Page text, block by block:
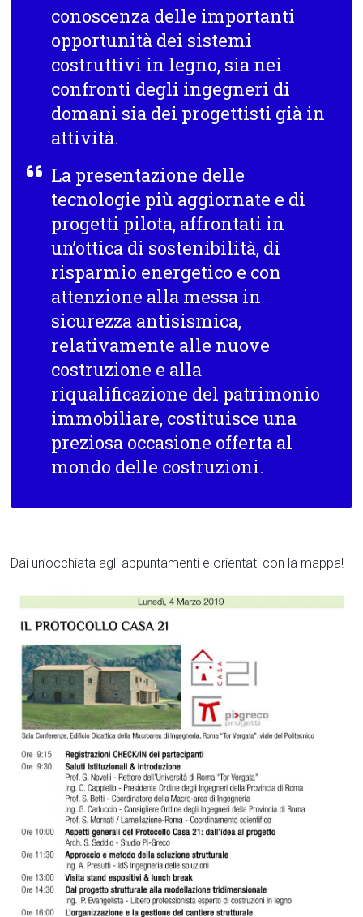
conoscenza delle importanti
opportunità dei sistemi
costruttivi in legno, sia nei
confronti degli ingegneri di
domani sia dei progettisti già in
attività.
La presentazione delle
tecnologie più aggiornate e di
progetti pilota, affrontati in
un’ottica di sostenibilità, di
risparmio energetico e con
attenzione alla messa in
sicurezza antisismica,
relativamente alle nuove
costruzione e alla
riqualificazione del patrimonio
immobiliare, costituisce una
preziosa occasione offerta al
mondo delle costruzioni.
Dai un’occhiata agli appuntamenti e orientati con la mappa!